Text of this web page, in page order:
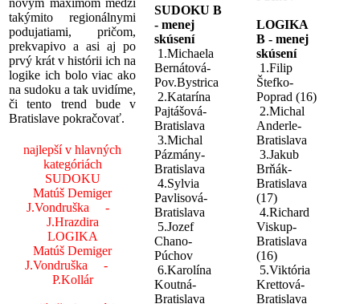
takýmito regionálnymi
podujatiami, pričom,
prekvapivo a asi aj po
prvý krát v histórii ich na
logike ich bolo viac ako
na sudoku a tak uvidíme,
či tento trend bude v
Bratislave pokračovať.
najlepší v hlavných
kategóriách
SUDOKU
Matúš Demiger
J.Vondruška -
J.Hrazdira
LOGIKA
Matúš Demiger
J.Vondruška -
P.Kollár
SUDOKU B
- menej
skúsení
1.Michaela
Bernátová-
Pov.Bystrica
2.Katarína
Pajtášová-
Bratislava
3.Michal
Pázmány-
Bratislava
4.Sylvia
Pavlisová-
Bratislava
5.Jozef
Chano-
Púchov
6.Karolína
Koutná-
Bratislava
LOGIKA
B - menej
skúsení
1.Filip
Štefko-
Poprad (16)
2.Michal
Anderle-
Bratislava
3.Jakub
Brňák-
Bratislava
(17)
4.Richard
Viskup-
Bratislava
(16)
5.Viktória
Krettová-
Bratislava